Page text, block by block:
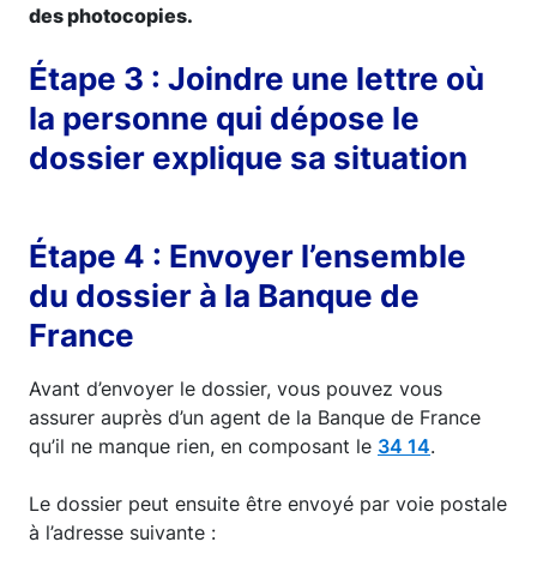
des photocopies.
Étape 3 : Joindre une lettre où
la personne qui dépose le
dossier explique sa situation
Étape 4 : Envoyer l’ensemble
du dossier à la Banque de
France
Avant d’envoyer le dossier, vous pouvez vous
assurer auprès d’un agent de la Banque de France
qu’il ne manque rien, en composant le 34 14.
Le dossier peut ensuite être envoyé par voie postale
à l’adresse suivante :